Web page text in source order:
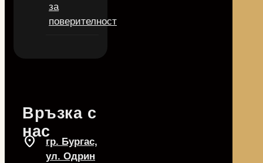
за
поверителност
Връзка с
нас
location_on
гр. Бургас,
ул. Одрин